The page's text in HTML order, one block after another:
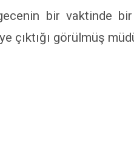
bir vaktinde
çıktığı görülmüş